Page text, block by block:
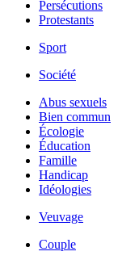
Persécutions
Protestants
Sport
Société
Abus sexuels
Bien commun
Écologie
Éducation
Famille
Handicap
Idéologies
Veuvage
Couple